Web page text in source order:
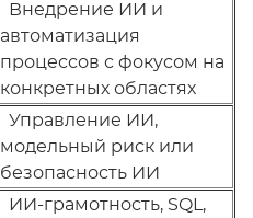
Внедрение ИИ и
автоматизация
процессов с фокусом на
конкретных областях
Управление ИИ,
модельный риск или
безопасность ИИ
ИИ-грамотность, SQL,